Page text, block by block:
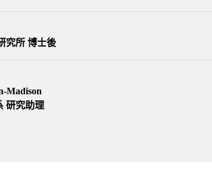
究所 博士後
Madison
研究助理